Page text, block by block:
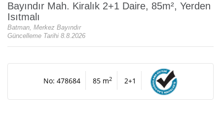
Bayındır Mah. Kiralık 2+1 Daire, 85m², Yerden
Isıtmalı
Batman, Merkez Bayındır
Güncelleme Tarihi 8.8.2026
No: 478684 85 m2 2+1